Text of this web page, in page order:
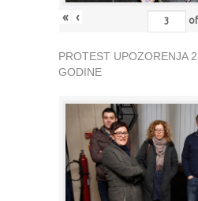
« ‹ of
PROTEST UPOZORENJA
GODINE